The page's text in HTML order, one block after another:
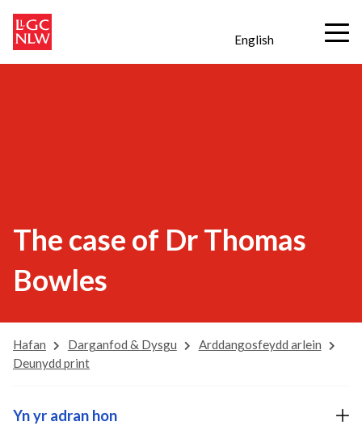
English
The case of Dr Thomas
Bowles
Hafan Darganfod & Dysgu
Arddangosfeydd arlein
Deunydd print
Yn yr adran hon